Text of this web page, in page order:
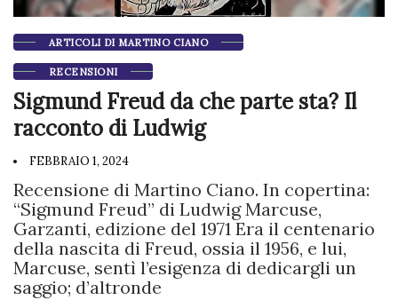
ARTICOLI DI MARTINO CIANO
RECENSIONI
Sigmund Freud da che parte sta? Il
racconto di Ludwig
FEBBRAIO 1, 2024
Recensione di Martino Ciano. In copertina:
“Sigmund Freud” di Ludwig Marcuse,
Garzanti, edizione del 1971 Era il centenario
della nascita di Freud, ossia il 1956, e lui,
Marcuse, sentì l’esigenza di dedicargli un
saggio; d’altronde